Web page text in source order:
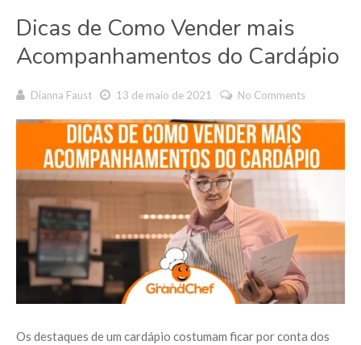
Dicas de Como Vender mais
Acompanhamentos do Cardápio
Dianna Faust 13 de maio de 2021 No Comments
Os destaques de um cardápio costumam ficar por conta dos